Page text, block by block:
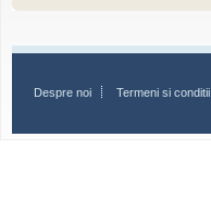
Despre noi Termeni si conditii